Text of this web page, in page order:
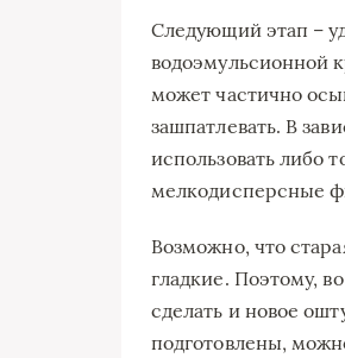
Следующий этап –
водоэмульсионной
может частично
зашпатлевать. В
использовать либо
мелкодисперсные
Возможно, что
гладкие. Поэтому,
сделать и новое
подготовлены,